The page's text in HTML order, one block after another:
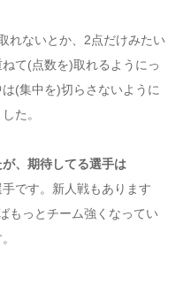
れないとか、2点だけみたい
て(点数を)取れるようにっ
(集中を)切らさないように
た。
、期待してる選手は
です。新人戦もあります
もっとチーム強くなってい